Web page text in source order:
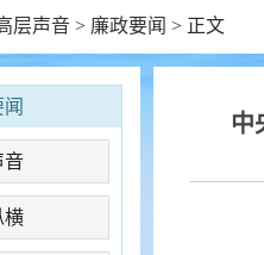
在线访谈 清廉镜鉴
层声音 > 廉政要闻 > 正文
音
横
中